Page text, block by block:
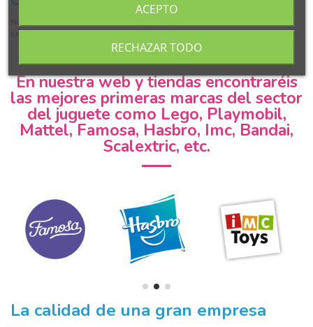
seguridad aprobadas y establecidas por la CE.
En nuestra web y tiendas encontraréis
las mejores primeras marcas del sector
del juguete como Lego, Playmobil,
Mattel, Famosa, Hasbro, Imc, Bandai,
Scalextric, etc.
La calidad de una gran empresa
RECHAZAR TODO
ACEPTO